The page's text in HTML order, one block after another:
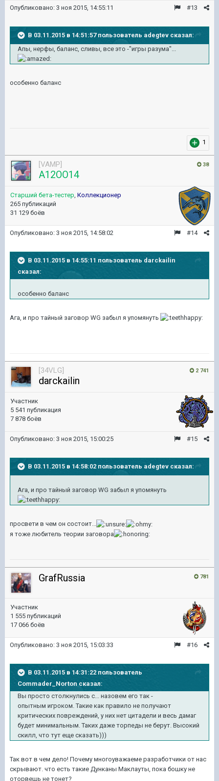
#13
Опубликовано: 3 ноя 2015, 14:55:11
В 03.11.2015 в 14:51:57 пользователь adegtev сказал:
Апы, нерфы, баланс, сливы, все это -"игры разума"...
особенно баланс
1
38
[VAMP]
A12OO14
Старший бета-тестер Коллекционер
265 публикаций
31 129 боёв
#14
Опубликовано: 3 ноя 2015, 14:58:02
В 03.11.2015 в 14:55:11 пользователь darckailin
сказал:
особенно баланс
Ага, и про тайный заговор WG забыл я упомянуть
2 741
[34VLG]
darckailin
Участник
5 541 публикация
7 878 боёв
#15
Опубликовано: 3 ноя 2015, 15:00:25
В 03.11.2015 в 14:58:02 пользователь adegtev сказал:
Ага, и про тайный заговор WG забыл я упомянуть
просвети в чем он состоит...
я тоже любитель теории заговора
781
GrafRussia
Участник
1 555 публикаций
17 066 боёв
#16
Опубликовано: 3 ноя 2015, 15:03:33
В 03.11.2015 в 14:31:22 пользователь
Commader_Norton сказал:
Вы просто столкнулись с... назовем его так -
опытным игроком. Такие как правило не получают
критических повреждений, у них нет цитадели и весь дамаг
будет минимальным. Таких даже торпеды не берут. Высокий
скилл, что тут еще сказать)))
Так вот в чем дело! Почему многоуважаеме разработчики от нас
скрывают. что есть такие Дунканы Маклауты, пока бошку не
оторвешь не тонет?